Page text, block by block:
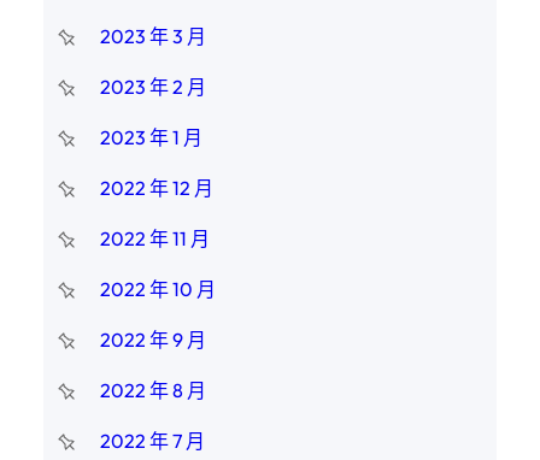
2023 年 3 月
2023 年 2 月
2023 年 1 月
2022 年 12 月
2022 年 11 月
2022 年 10 月
2022 年 9 月
2022 年 8 月
2022 年 7 月